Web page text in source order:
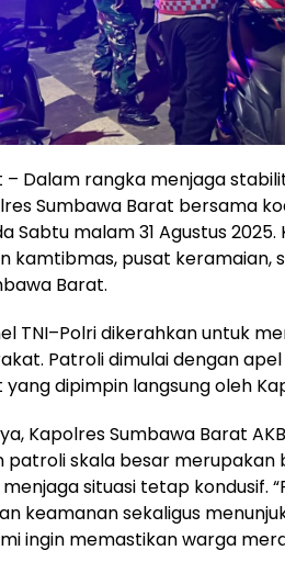
– Dalam rangka menjaga
Sumbawa Barat bersama
Sabtu malam 31 Agustus
kamtibmas, pusat keramaian,
Barat.
TNI–Polri dikerahkan untuk
Patroli dimulai dengan
dipimpin langsung oleh
Kapolres Sumbawa Barat
patroli skala besar merupakan
situasi tetap kondusif.
keamanan sekaligus
ingin memastikan warga